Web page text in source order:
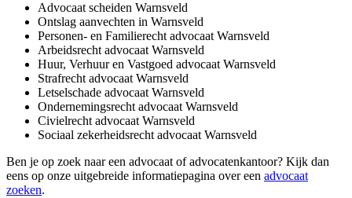
Advocaat scheiden Warnsveld
Ontslag aanvechten in Warnsveld
Personen- en Familierecht advocaat Warnsveld
Arbeidsrecht advocaat Warnsveld
Huur, Verhuur en Vastgoed advocaat Warnsveld
Strafrecht advocaat Warnsveld
Letselschade advocaat Warnsveld
Ondernemingsrecht advocaat Warnsveld
Civielrecht advocaat Warnsveld
Sociaal zekerheidsrecht advocaat Warnsveld
Ben je op zoek naar een advocaat of advocatenkantoor? Kijk dan
eens op onze uitgebreide informatiepagina over een advocaat
zoeken.